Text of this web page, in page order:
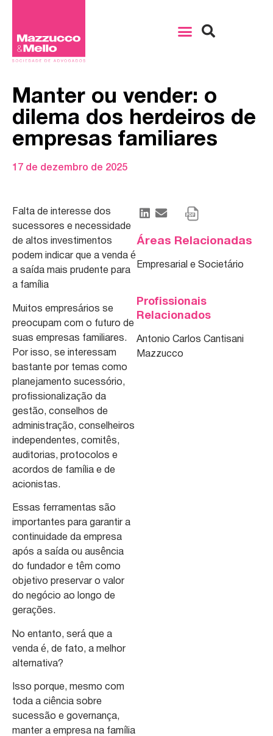
Manter ou vender: o
dilema dos herdeiros de
empresas familiares
17 de dezembro de 2025
Falta de interesse dos
sucessores e necessidade
de altos investimentos
podem indicar que a venda é
a saída mais prudente para
a família
Muitos empresários se
preocupam com o futuro de
suas empresas familiares.
Por isso, se interessam
bastante por temas como
planejamento sucessório,
profissionalização da
gestão, conselhos de
administração, conselheiros
independentes, comitês,
auditorias, protocolos e
acordos de família e de
acionistas.
Essas ferramentas são
importantes para garantir a
continuidade da empresa
após a saída ou ausência
do fundador e têm como
objetivo preservar o valor
do negócio ao longo de
gerações.
No entanto, será que a
venda é, de fato, a melhor
alternativa?
Isso porque, mesmo com
toda a ciência sobre
sucessão e governança,
manter a empresa na família
Áreas Relacionadas
Empresarial e Societário
Profissionais
Relacionados
Antonio Carlos Cantisani
Mazzucco